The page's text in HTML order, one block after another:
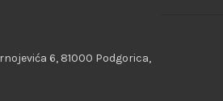
6, 81000 Podgorica,